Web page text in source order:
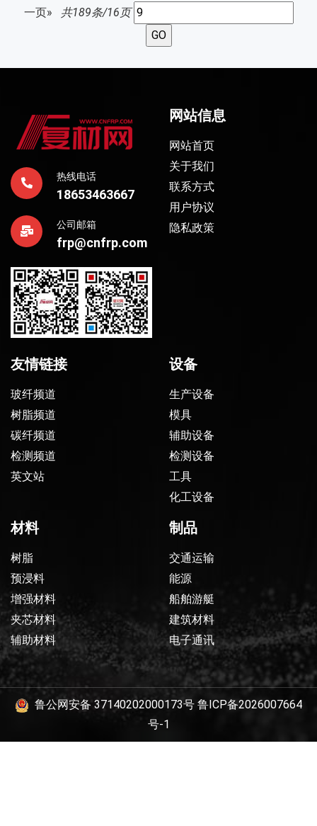
一页»
共189条/16页
热线电话
18653463667
公司邮箱
frp@cnfrp.com
网站信息
网站首页
关于我们
联系方式
用户协议
隐私政策
友情链接
玻纤频道
树脂频道
碳纤频道
检测频道
英文站
设备
生产设备
模具
辅助设备
检测设备
工具
化工设备
材料
树脂
预浸料
增强材料
夹芯材料
辅助材料
制品
交通运输
能源
船舶游艇
建筑材料
电子通讯
鲁公网安备 37140202000173号 鲁ICP备2026007664
号-1